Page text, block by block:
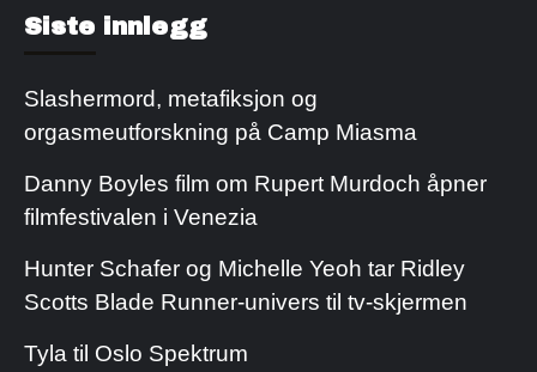
Siste innlegg
Slashermord, metafiksjon og
orgasmeutforskning på Camp Miasma
Danny Boyles film om Rupert Murdoch åpner
filmfestivalen i Venezia
Hunter Schafer og Michelle Yeoh tar Ridley
Scotts Blade Runner-univers til tv-skjermen
Tyla til Oslo Spektrum